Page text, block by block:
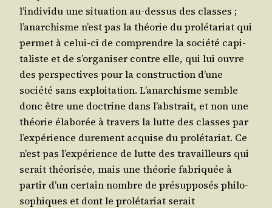
l’individu une situa­tion au-des­sus des classes ;
l’anarchisme n’est pas la théo­rie du pro­lé­ta­riat qui
per­met à celui-ci de com­prendre la socié­té capi­
ta­liste et de s’organiser contre elle, qui lui ouvre
des pers­pec­tives pour la construc­tion d’une
socié­té sans exploi­ta­tion. L’anarchisme semble
donc être une doc­trine dans l’abstrait, et non une
théo­rie éla­bo­rée à tra­vers la lutte des classes par
l’expérience dure­ment acquise du pro­lé­ta­riat. Ce
n’est pas l’expérience de lutte des tra­vailleurs qui
serait théo­ri­sée, mais une théo­rie fabri­quée à
par­tir d’un cer­tain nombre de pré­sup­po­sés phi­lo­
so­phiques et dont le pro­lé­ta­riat serait